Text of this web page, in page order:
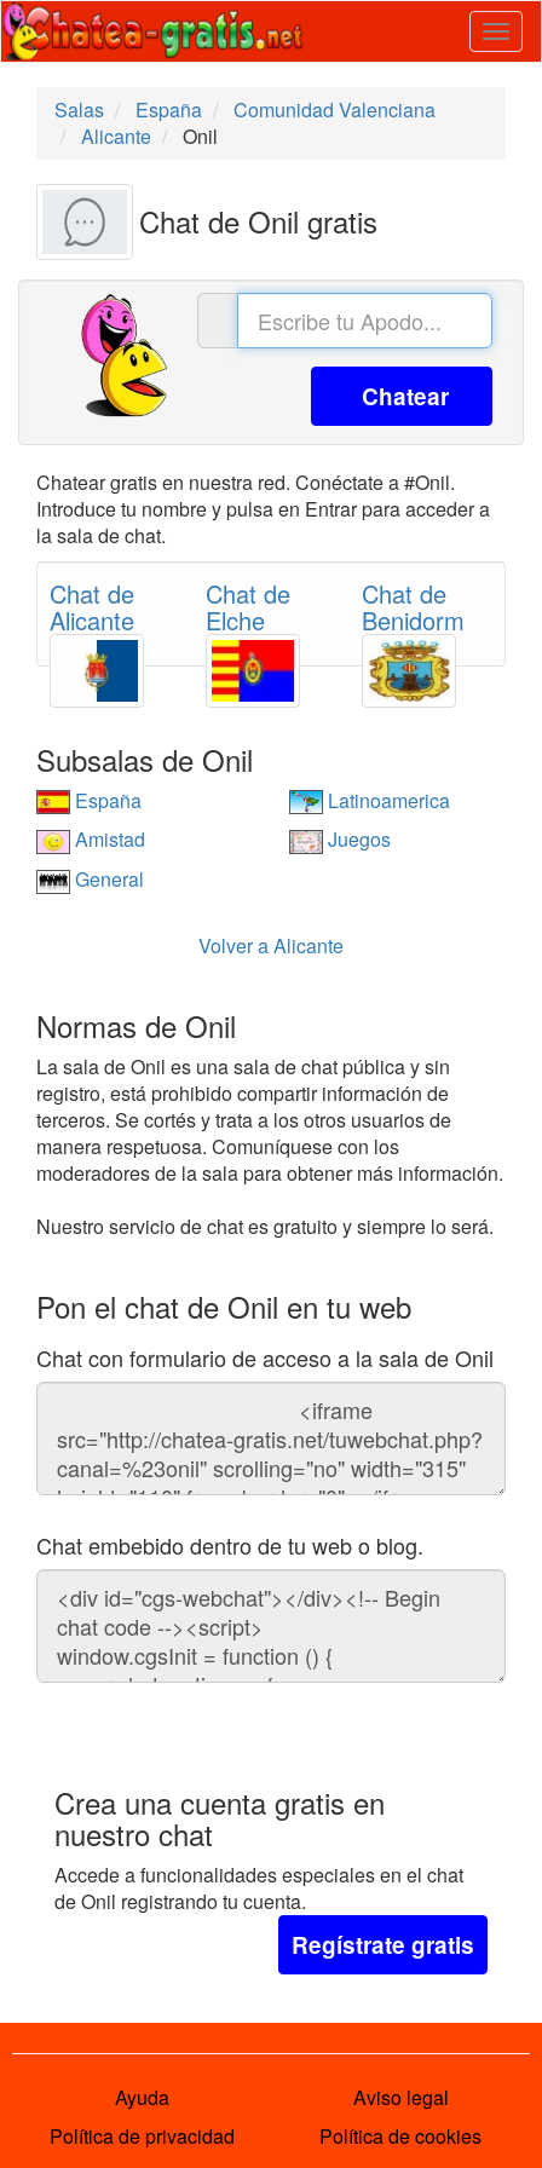
Salas
España
Comunidad Valenciana
Alicante
Onil
Chat de Onil gratis
Chatear
Chatear gratis en nuestra red. Conéctate a #Onil.
Introduce tu nombre y pulsa en Entrar para acceder a
la sala de chat.
Chat de
Alicante
Chat de
Elche
Chat de
Benidorm
Subsalas de Onil
España
Latinoamerica
Amistad
Juegos
General
Volver a Alicante
Normas de Onil
La sala de Onil es una sala de chat pública y sin
registro, está prohibido compartir información de
terceros. Se cortés y trata a los otros usuarios de
manera respetuosa. Comuníquese con los
moderadores de la sala para obtener más información.
Nuestro servicio de chat es gratuito y siempre lo será.
Pon el chat de Onil en tu web
Chat con formulario de acceso a la sala de Onil
Código
chat
Chat embebido dentro de tu web o blog.
Código
para
embeber
chat
Crea una cuenta gratis en
nuestro chat
Accede a funcionalidades especiales en el chat
de Onil registrando tu cuenta.
Regístrate gratis
Ayuda
Aviso legal
Política de privacidad
Política de cookies